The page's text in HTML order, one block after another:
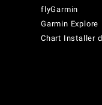
flyGarmin
Garmin Explore
Chart Installer